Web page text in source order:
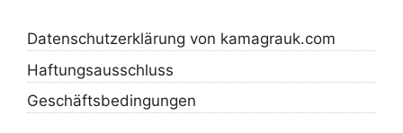
Datenschutzerklärung von kamagrauk.com
Haftungsausschluss
Geschäftsbedingungen